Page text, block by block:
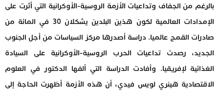
بالرغم من الجفاف وتداعيات الأزمة الروسية-الأوكرانية التي أثرت على
الإمدادات العالمية لكون هذين البلدين يشكلان 30 في المائة من
صادرات القمح عالميا. دراسة أصدرها مركز السياسات من أجل الجنوب
الجديد، رصدت تداعيات الحرب الروسية-الأوكرانية على السيادة
الغذائية لإفريقيا. وأفادت الدراسة التي ألفها الدكتور في العلوم
الاقتصادية هينري لويس فيدي، أن هذه الأزمة أظهرت الحاجة إلى